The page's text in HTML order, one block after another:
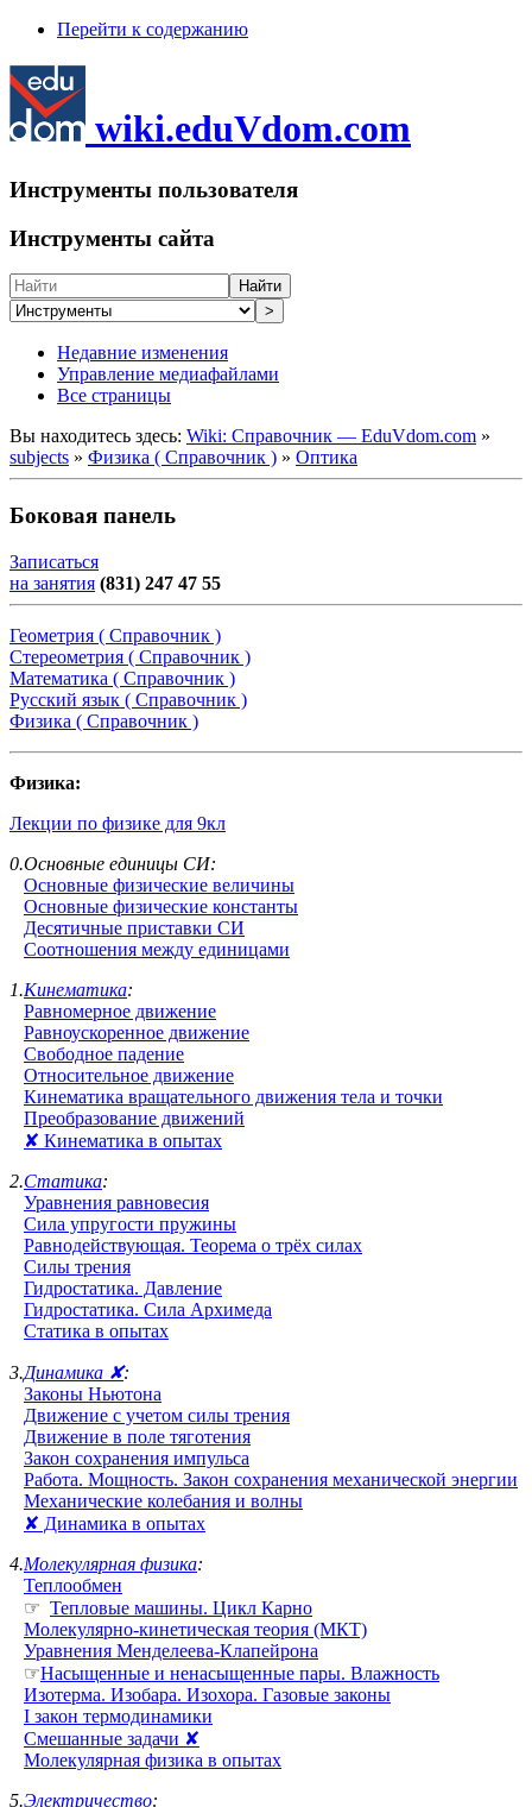
Перейти к содержанию
wiki.eduVdom.com
Инструменты пользователя
Инструменты сайта
Найти
>
Недавние изменения
Управление медиафайлами
Все страницы
Вы находитесь здесь: Wiki: Справочник — EduVdom.com »
subjects » Физика ( Справочник ) » Оптика
Боковая панель
Записаться
на занятия (831) 247 47 55
Геометрия ( Справочник )
Стереометрия ( Справочник )
Математика ( Справочник )
Русский язык ( Справочник )
Физика ( Справочник )
Физика:
Лекции по физике для 9кл
0.Основные единицы СИ:
Основные физические величины
Основные физические константы
Десятичные приставки СИ
Соотношения между единицами
1.Кинематика:
Равномерное движение
Равноускоренное движение
Свободное падение
Относительное движение
Кинематика вращательного движения тела и точки
Преобразование движений
✘ Кинематика в опытах
2.Статика:
Уравнения равновесия
Сила упругости пружины
Равнодействующая. Теорема о трёх силах
Силы трения
Гидростатика. Давление
Гидростатика. Сила Архимеда
Статика в опытах
3.Динамика ✘:
Законы Ньютона
Движение с учетом силы трения
Движение в поле тяготения
Закон сохранения импульса
Работа. Мощность. Закон сохранения механической энергии
Механические колебания и волны
✘ Динамика в опытах
4.Молекулярная физика:
Теплообмен
☞ Тепловые машины. Цикл Карно
Молекулярно-кинетическая теория (МКТ)
Уравнения Менделеева-Клапейрона
☞Насыщенные и ненасыщенные пары. Влажность
Изотерма. Изобара. Изохора. Газовые законы
I закон термодинамики
Смешанные задачи ✘
Молекулярная физика в опытах
5.Электричество: